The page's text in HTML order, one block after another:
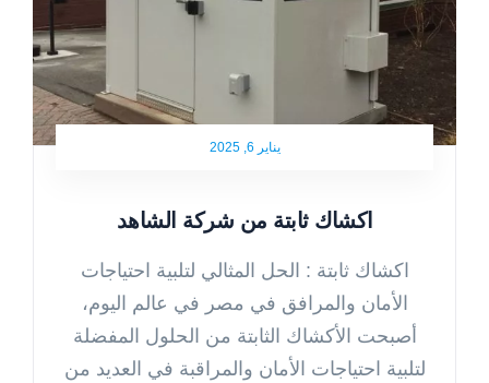
يناير 6, 2025
اكشاك ثابتة من شركة الشاهد
اكشاك ثابتة : الحل المثالي لتلبية احتياجات
الأمان والمرافق في مصر في عالم اليوم،
أصبحت الأكشاك الثابتة من الحلول المفضلة
لتلبية احتياجات الأمان والمراقبة في العديد من